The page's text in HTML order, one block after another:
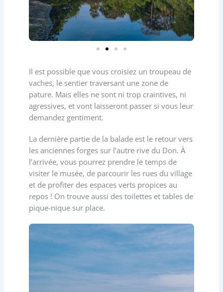
Il est possible que vous croisiez un troupeau de
vaches, le sentier traversant une zone de
pature. Mais elles ne sont ni trop craintives, ni
agressives, et vont laisseront passer si vous leur
demandez gentiment.
La dernière partie de la balade est le retour vers
les anciennes forges sur l’autre rive du Don. À
l’arrivée, vous pourrez prendre le temps de
visiter le musée, de parcourir les rues du village
et de profiter des espaces verts propices au
repos ! On trouve aussi des toilettes et tables de
pique-nique sur place.